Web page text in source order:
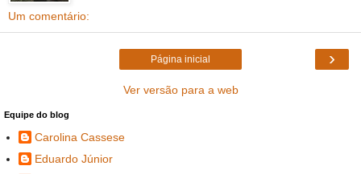
Um comentário:
›
Página inicial
Ver versão para a web
Equipe do blog
Carolina Cassese
Eduardo Júnior